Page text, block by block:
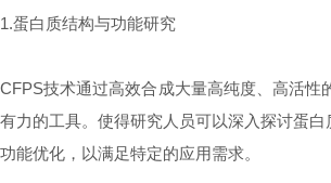
1.蛋白质结构与功能研究
CFPS技术通过高效合成大量高纯度、高活
有力的工具。使得研究人员可以深入探讨蛋
功能优化，以满足特定的应用需求。